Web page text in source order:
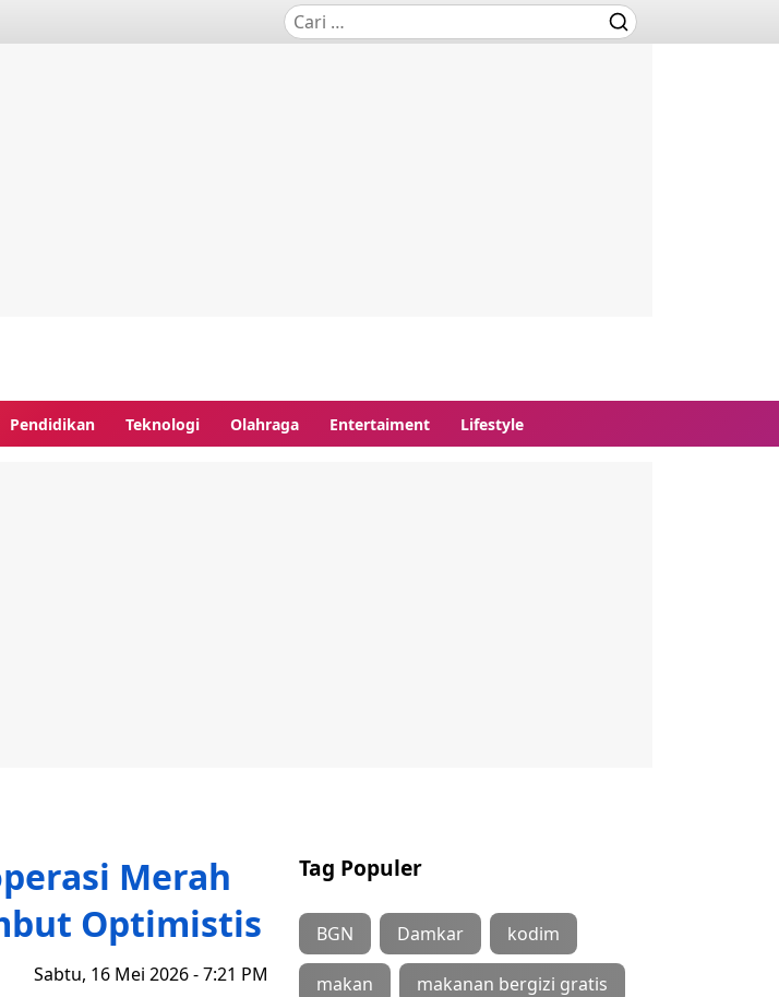
Pendidikan Teknologi Olahraga Entertaiment Lifestyle
Merah
Optimistis
Sabtu, 16 Mei 2026 - 7:21 PM
Tag Populer
BGN Damkar kodim
makan makanan bergizi gratis